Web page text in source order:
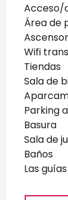
Acceso/
Área de
Ascensor
Wifi
Tiendas
Sala de
Parking
Basura
Sala de
Baños
Las